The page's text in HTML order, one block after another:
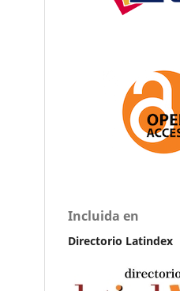
Incluida en
Directorio Latindex